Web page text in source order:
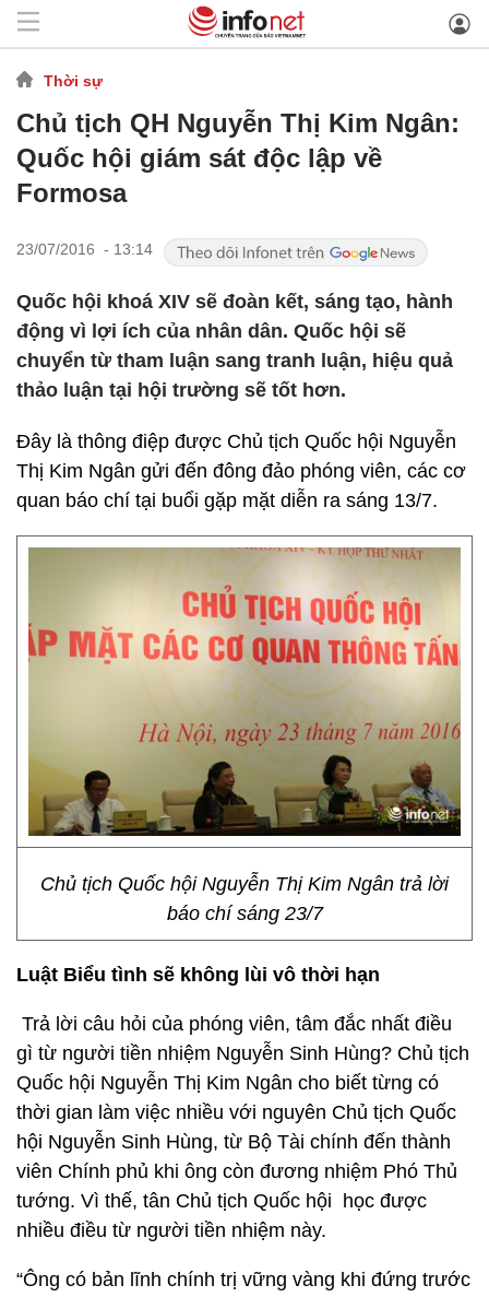
Thời sự
Chủ tịch QH Nguyễn Thị Kim Ngân:
Quốc hội giám sát độc lập về
Formosa
23/07/2016 - 13:14
Quốc hội khoá XIV sẽ đoàn kết, sáng tạo, hành
động vì lợi ích của nhân dân. Quốc hội sẽ
chuyển từ tham luận sang tranh luận, hiệu quả
thảo luận tại hội trường sẽ tốt hơn.
Đây là thông điệp được Chủ tịch Quốc hội Nguyễn
Thị Kim Ngân gửi đến đông đảo phóng viên, các cơ
quan báo chí tại buổi gặp mặt diễn ra sáng 13/7.
Chủ tịch Quốc hội Nguyễn Thị Kim Ngân trả lời
báo chí sáng 23/7
Luật Biểu tình sẽ không lùi vô thời hạn
Trả lời câu hỏi của phóng viên, tâm đắc nhất điều
gì từ người tiền nhiệm Nguyễn Sinh Hùng? Chủ tịch
Quốc hội Nguyễn Thị Kim Ngân cho biết từng có
thời gian làm việc nhiều với nguyên Chủ tịch Quốc
hội Nguyễn Sinh Hùng, từ Bộ Tài chính đến thành
viên Chính phủ khi ông còn đương nhiệm Phó Thủ
tướng. Vì thế, tân Chủ tịch Quốc hội học được
nhiều điều từ người tiền nhiệm này.
“Ông có bản lĩnh chính trị vững vàng khi đứng trước